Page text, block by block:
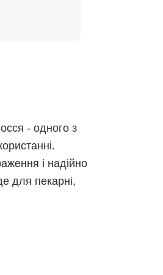
- одного з
і надійно
для пекарні,